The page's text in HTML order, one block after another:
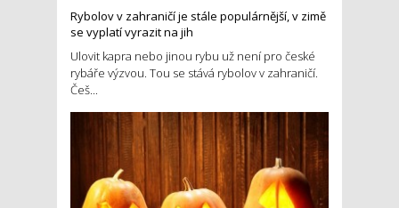
Rybolov v zahraničí je stále populárnější, v zimě
se vyplatí vyrazit na jih
Ulovit kapra nebo jinou rybu už není pro české
rybáře výzvou. Tou se stává rybolov v zahraničí.
Češ...